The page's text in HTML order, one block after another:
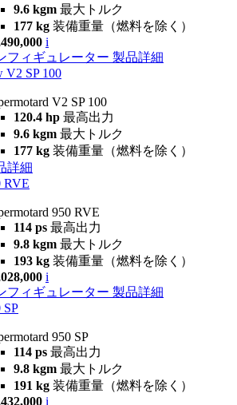
9.6 kgm 最大トルク
177 kg 装備重量（燃料を除く）
i
フィギュレーター 製品詳細
V2 SP 100
V2 SP 100
120.4 hp 最高出力
9.6 kgm 最大トルク
177 kg 装備重量（燃料を除く）
詳細
RVE
950 RVE
114 ps 最高出力
9.8 kgm 最大トルク
193 kg 装備重量（燃料を除く）
i
フィギュレーター 製品詳細
SP
950 SP
114 ps 最高出力
9.8 kgm 最大トルク
191 kg 装備重量（燃料を除く）
i